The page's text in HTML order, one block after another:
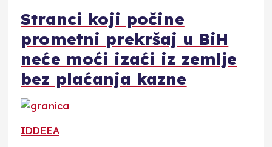
Stranci koji počine
prometni prekršaj u BiH
neće moći izaći iz zemlje
bez plaćanja kazne
IDDEEA